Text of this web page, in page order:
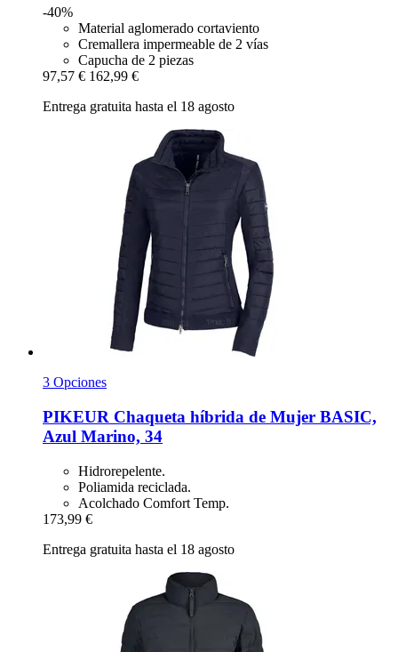
-40%
Material aglomerado cortaviento
Cremallera impermeable de 2 vías
Capucha de 2 piezas
97,57 € 162,99 €
Entrega gratuita hasta el 18 agosto
3 Opciones
PIKEUR Chaqueta híbrida de Mujer BASIC,
Azul Marino, 34
Hidrorepelente.
Poliamida reciclada.
Acolchado Comfort Temp.
173,99 €
Entrega gratuita hasta el 18 agosto